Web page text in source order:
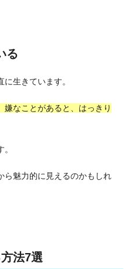
る
生きています。
なことがあると、はっきり
ら魅力的に見えるのかもしれ
法7選